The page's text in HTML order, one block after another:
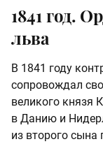
1841 год.
льва
В 1841 году
сопровождал
великого князя
в Данию и
из второго сына